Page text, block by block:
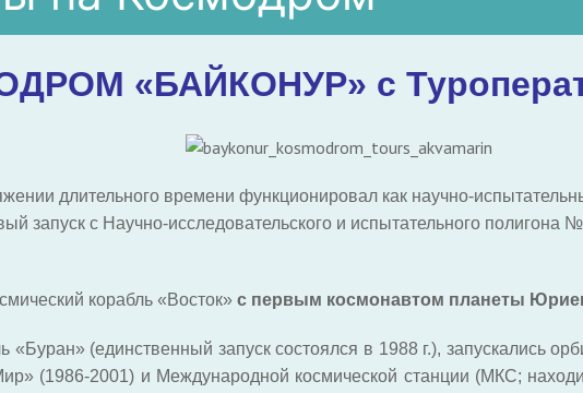
«БАЙКОНУР» с
длительного времени функционировал как научно-
запуск с Научно-исследовательского и испытательного
корабль «Восток» с первым космонавтом планеты
«Буран» (единственный запуск состоялся в 1988 г.), запускались
(1986-2001) и Международной космической станции (МКС;